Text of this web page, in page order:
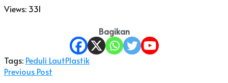
Views: 331
Bagikan
Tags: Peduli LautPlastik
Previous Post